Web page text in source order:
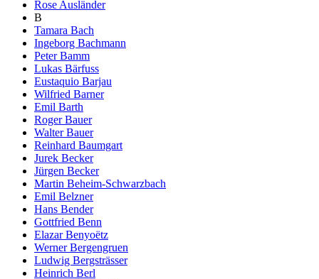
Rose Ausländer
B
Tamara Bach
Ingeborg Bachmann
Peter Bamm
Lukas Bärfuss
Eustaquio Barjau
Wilfried Barner
Emil Barth
Roger Bauer
Walter Bauer
Reinhard Baumgart
Jurek Becker
Jürgen Becker
Martin Beheim-Schwarzbach
Emil Belzner
Hans Bender
Gottfried Benn
Elazar Benyoëtz
Werner Bergengruen
Ludwig Bergsträsser
Heinrich Berl